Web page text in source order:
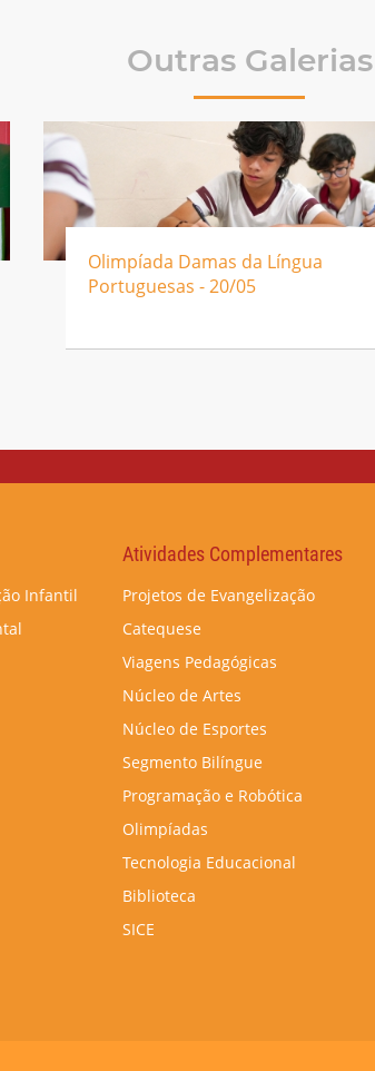
Outras Galerias
Olimpíada Damas da Língua
Portuguesas - 20/05
Infantil
Atividades Complementares
Projetos de Evangelização
Catequese
Viagens Pedagógicas
Núcleo de Artes
Núcleo de Esportes
Segmento Bilíngue
Programação e Robótica
Olimpíadas
Tecnologia Educacional
Biblioteca
SICE